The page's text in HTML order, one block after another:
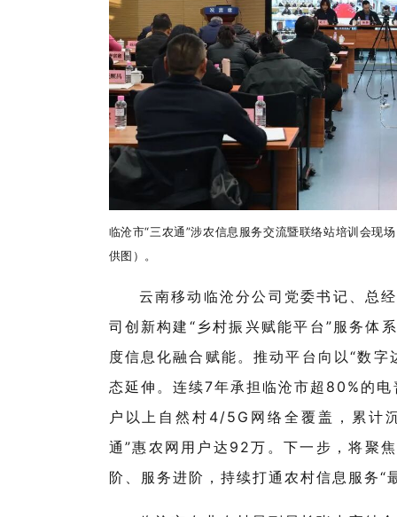
临沧市“三农通”涉农信息服务交流暨联络站培训会现
供图）。
云南移动临沧分公司党委书记、总
司创新构建“乡村振兴赋能平台”服务体
度信息化融合赋能。推动平台向以“数
态延伸。连续7年承担临沧市超80%的
户以上自然村4/5G网络全覆盖，累计
通”惠农网用户达92万。下一步，将聚
阶、服务进阶，持续打通农村信息服务“